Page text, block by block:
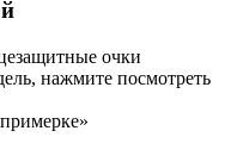
очки
нажмите посмотреть